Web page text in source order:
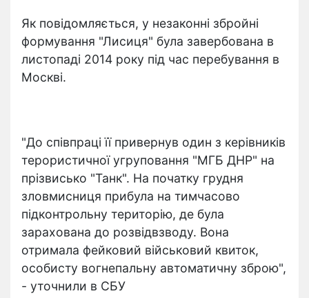
Як повідомляється, у незаконні збройні
формування "Лисиця" була завербована в
листопаді 2014 року під час перебування в
Москві.
"До співпраці її привернув один з керівників
терористичної угруповання "МГБ ДНР" на
прізвисько "Танк". На початку грудня
зловмисниця прибула на тимчасово
підконтрольну територію, де була
зарахована до розвідвзводу. Вона
отримала фейковий військовий квиток,
особисту вогнепальну автоматичну зброю",
- уточнили в СБУ